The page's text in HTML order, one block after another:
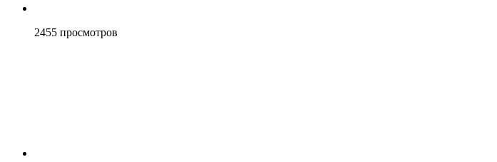
2455 просмотров